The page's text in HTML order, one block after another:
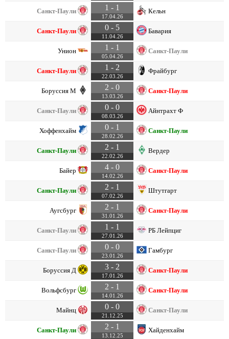
Санкт-Паули 1 - 1
17.04.26
Кельн
Санкт-Паули 0 - 5
11.04.26
Бавария
Унион 1 - 1
05.04.26
Санкт-Паули
Санкт-Паули 1 - 2
22.03.26
Фрайбург
Боруссия М 2 - 0
13.03.26
Санкт-Паули
Санкт-Паули 0 - 0
08.03.26
Айнтрахт Ф
Хоффенхайм 0 - 1
28.02.26
Санкт-Паули
Санкт-Паули 2 - 1
22.02.26
Вердер
Байер 4 - 0
14.02.26
Санкт-Паули
Санкт-Паули 2 - 1
07.02.26
Штутгарт
Аугсбург 2 - 1
31.01.26
Санкт-Паули
Санкт-Паули 1 - 1
27.01.26
РБ Лейпциг
Санкт-Паули 0 - 0
23.01.26
Гамбург
Боруссия Д 3 - 2
17.01.26
Санкт-Паули
Вольфсбург 2 - 1
14.01.26
Санкт-Паули
Майнц 0 - 0
21.12.25
Санкт-Паули
Санкт-Паули 2 - 1
13.12.25
Хайденхайм